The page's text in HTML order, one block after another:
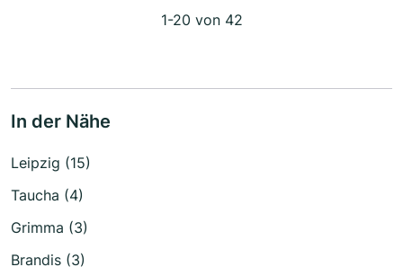
1-20 von 42
In der Nähe
Leipzig (15)
Taucha (4)
Grimma (3)
Brandis (3)